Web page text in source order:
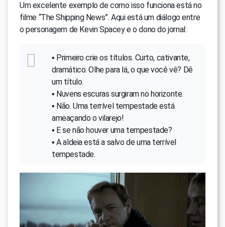
Um excelente exemplo de como isso funciona está no
filme “The Shipping News”. Aqui está um diálogo entre
o personagem de Kevin Spacey e o dono do jornal:
▪ Primeiro crie os títulos. Curto, cativante,
dramático. Olhe para lá, o que você vê? Dê
um título.
▪ Nuvens escuras surgiram no horizonte.
▪ Não. Uma terrível tempestade está
ameaçando o vilarejo!
▪ E se não houver uma tempestade?
▪ A aldeia está a salvo de uma terrível
tempestade.